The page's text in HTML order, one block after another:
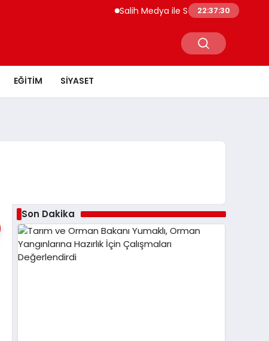
Salih Medya ile Sosyal Medya Profil
22:37:30
EĞITIM SIYASET
Son Dakika